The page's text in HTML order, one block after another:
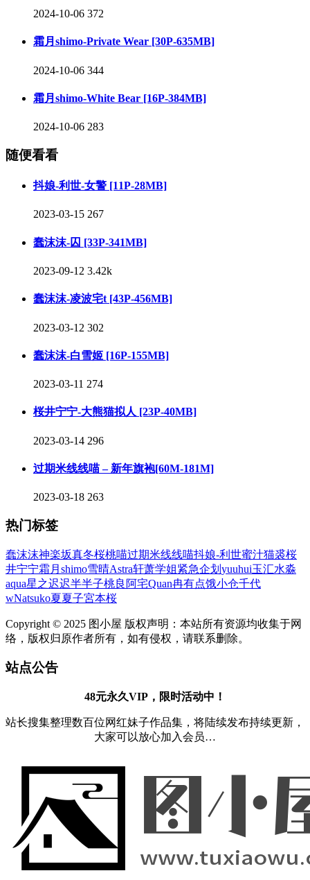
2024-10-06 372
霜月shimo-Private Wear [30P-635MB]
2024-10-06 344
霜月shimo-White Bear [16P-384MB]
2024-10-06 283
随便看看
抖娘-利世-女警 [11P-28MB]
2023-03-15 267
蠢沫沫-囚 [33P-341MB]
2023-09-12 3.42k
蠢沫沫-凌波宅t [43P-456MB]
2023-03-12 302
蠢沫沫-白雪姬 [16P-155MB]
2023-03-11 274
桜井宁宁-大熊猫拟人 [23P-40MB]
2023-03-14 296
过期米线线喵 – 新年旗袍[60M-181M]
2023-03-18 263
热门标签
蠢沫沫神楽坂真冬桜桃喵过期米线线喵抖娘-利世蜜汁猫裘桜
井宁宁霜月shimo雪晴Astra轩萧学姐紧急企划 yuuhui玉汇水淼
aqua星之迟迟半半子桃良阿宅Quan冉有点饿小仓千代
wNatsuko夏夏子宮本桜
Copyright © 2025 图小屋 版权声明：本站所有资源均收集于网
络，版权归原作者所有，如有侵权，请联系删除。
站点公告
48元永久VIP，限时活动中！
站长搜集整理数百位网红妹子作品集，将陆续发布持续更新，
大家可以放心加入会员…